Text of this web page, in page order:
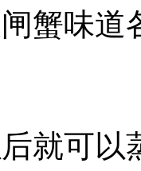
蟹味道
就可